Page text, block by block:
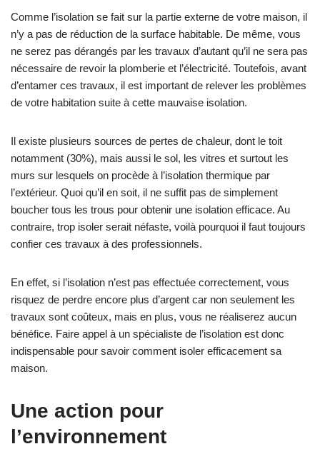
Comme l’isolation se fait sur la partie externe de votre maison, il
n’y a pas de réduction de la surface habitable. De même, vous
ne serez pas dérangés par les travaux d’autant qu’il ne sera pas
nécessaire de revoir la plomberie et l’électricité. Toutefois, avant
d’entamer ces travaux, il est important de relever les problèmes
de votre habitation suite à cette mauvaise isolation.
Il existe plusieurs sources de pertes de chaleur, dont le toit
notamment (30%), mais aussi le sol, les vitres et surtout les
murs sur lesquels on procède à l’isolation thermique par
l’extérieur. Quoi qu’il en soit, il ne suffit pas de simplement
boucher tous les trous pour obtenir une isolation efficace. Au
contraire, trop isoler serait néfaste, voilà pourquoi il faut toujours
confier ces travaux à des professionnels.
En effet, si l’isolation n’est pas effectuée correctement, vous
risquez de perdre encore plus d’argent car non seulement les
travaux sont coûteux, mais en plus, vous ne réaliserez aucun
bénéfice. Faire appel à un spécialiste de l’isolation est donc
indispensable pour savoir comment isoler efficacement sa
maison.
Une action pour
l’environnement